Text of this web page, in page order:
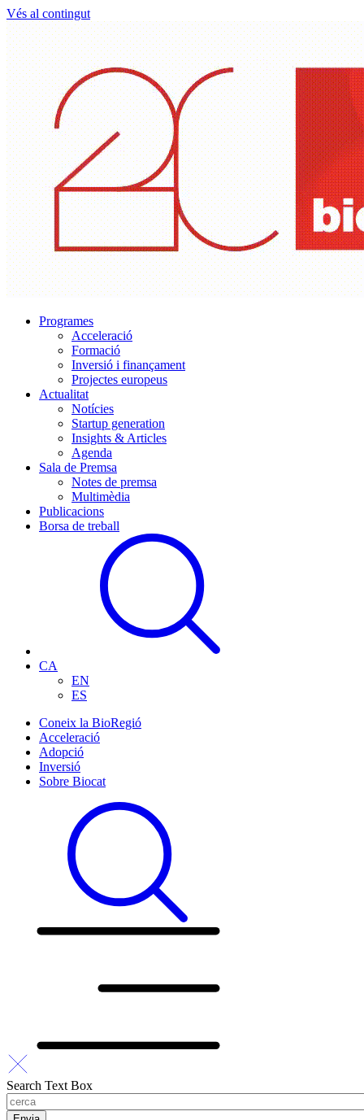
Vés al contingut
Programes
Acceleració
Formació
Inversió i finançament
Projectes europeus
Actualitat
Notícies
Startup generation
Insights & Articles
Agenda
Sala de Premsa
Notes de premsa
Multimèdia
Publicacions
Borsa de treball
CA
EN
ES
Coneix la BioRegió
Acceleració
Adopció
Inversió
Sobre Biocat
Search Text Box